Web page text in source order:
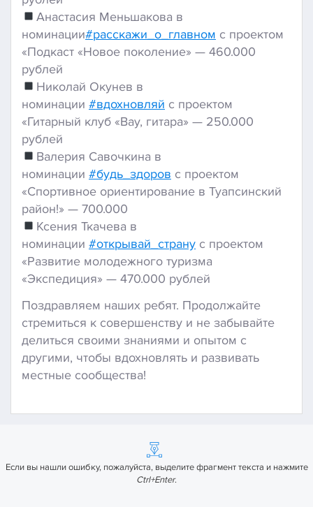
Анастасия Меньшакова в
номинации#расскажи_о_главном с проектом
«Подкаст «Новое поколение» — 460.000
рублей
Николай Окунев в
номинации #вдохновляй с проектом
«Гитарный клуб «Вау, гитара» — 250.000
рублей
Валерия Савочкина в
номинации #будь_здоров с проектом
«Спортивное ориентирование в Туапсинский
район!» — 700.000
Ксения Ткачева в
номинации #открывай_страну с проектом
«Развитие молодежного туризма
«Экспедиция» — 470.000 рублей
Поздравляем наших ребят. Продолжайте
стремиться к совершенству и не забывайте
делиться своими знаниями и опытом с
другими, чтобы вдохновлять и развивать
местные сообщества!
Если вы нашли ошибку, пожалуйста, выделите фрагмент текста и нажмите
Ctrl+Enter.